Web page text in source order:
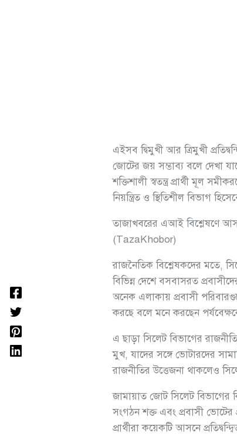
এইসব দ্বিমুখী আর ত্রিমুখী
জোটের জয় সম্ভাব্য বলে দেখা
শক্তিশালী স্বতন্ত্র প্রার্থী মূল
নিয়ন্ত্রিত ও স্থিতিশীল বিভাগ
তাজাখবরের এআই বিশ্লেষণে
(TazaKhobor)
রাজনৈতিক বিশ্লেষকদের মতে,
বিভিন্ন দেশে বসবাসরত
অনেক এলাকায় প্রবাসী
করছে বলে মনে করছেন
এ ছাড়া সিলেট বিভাগের
মুখ, যাদের সঙ্গে ভোটারদের
রাজনীতির উত্তেজনা থাকলেও
জামায়াত জোট সিলেট বিভাগের
সংগঠন শক্ত এবং প্রবাসী ভোটের
প্রার্থীরা কয়েকটি আসনে